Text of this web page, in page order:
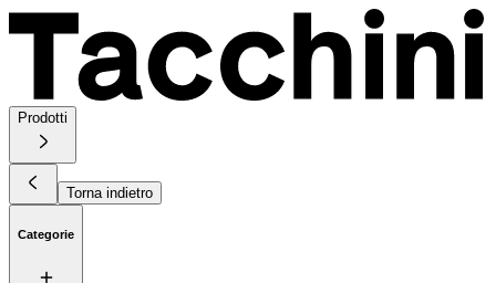
Prodotti
Torna indietro
Categorie